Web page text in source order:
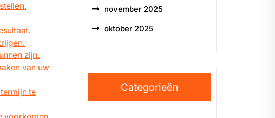
zijn.
van uw
te
november 2025
oktober 2025
Categorieën